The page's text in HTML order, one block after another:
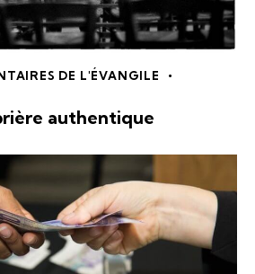
DE L'ÉVANGILE
authentique